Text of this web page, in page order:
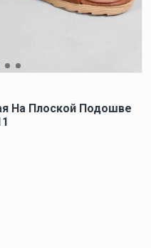
На Плоской Подошве